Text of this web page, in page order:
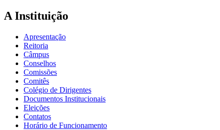
A Instituição
Apresentação
Reitoria
Câmpus
Conselhos
Comissões
Comitês
Colégio de Dirigentes
Documentos Institucionais
Eleições
Contatos
Horário de Funcionamento